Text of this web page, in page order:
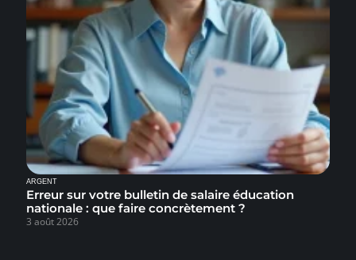
ARGENT
Erreur sur votre bulletin de salaire éducation
nationale : que faire concrètement ?
3 août 2026